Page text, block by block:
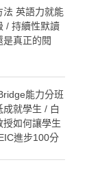
法 英語力就能
/ 持續性默讀
是真正的閱
能力分班
成就學生 / 白
授如何讓學生
進步100分